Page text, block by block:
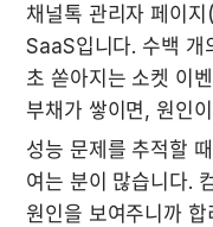
채널톡 관리자 페이
SaaS입니다. 수백
초 쏟아지는 소켓 이
부채가 쌓이면, 원인
성능 문제를 추적할
여는 분이 많습니다.
원인을 보여주니까